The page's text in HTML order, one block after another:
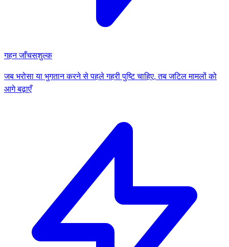
गहन जाँचसशुल्क
जब भरोसा या भुगतान करने से पहले गहरी पुष्टि चाहिए, तब जटिल मामलों को
आगे बढ़ाएँ